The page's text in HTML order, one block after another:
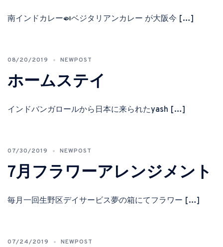
南インドカレー🍛ベジタリアンカレー が大阪今 […]
08/20/2019 NEWPOST
ホームステイ
インドバンガロールから日本に来られたyash […]
07/30/2019 NEWPOST
7月フラワーアレンジメント
毎月一回生野区デイサービス夢の箱にてフラワー […]
07/24/2019 NEWPOST